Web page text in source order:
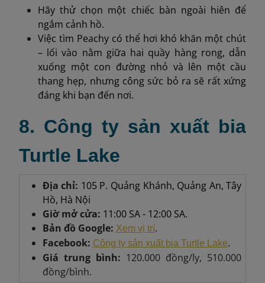
Hãy thử chọn một chiếc bàn ngoài hiên để
ngắm cảnh hồ.
Việc tìm Peachy có thể hơi khó khăn một chút
– lối vào nằm giữa hai quầy hàng rong, dẫn
xuống một con đường nhỏ và lên một cầu
thang hẹp, nhưng công sức bỏ ra sẽ rất xứng
đáng khi bạn đến nơi.
8. Công ty sản xuất bia
Turtle Lake
Địa chỉ: 105 P. Quảng Khánh, Quảng An, Tây
Hồ, Hà Nội
Giờ mở cửa: 11:00 SA - 12:00 SA.
Bản đồ Google: Xem vị trí.
Facebook: Công ty sản xuất bia Turtle Lake.
Giá trung bình: 120.000 đồng/ly, 510.000
đồng/bình.